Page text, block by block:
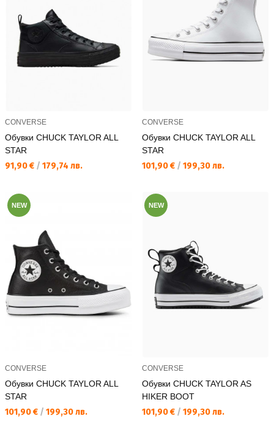
CONVERSE
Обувки CHUCK TAYLOR ALL
STAR
Текуща цена:
91,90 € / 179,74 лв.
CONVERSE
Обувки CHUCK TAYLOR ALL
STAR
Текуща цена:
101,90 € / 199,30 лв.
NEW
CONVERSE
Обувки CHUCK TAYLOR ALL
STAR
Текуща цена:
101,90 € / 199,30 лв.
NEW
CONVERSE
Обувки CHUCK TAYLOR AS
HIKER BOOT
Текуща цена:
101,90 € / 199,30 лв.